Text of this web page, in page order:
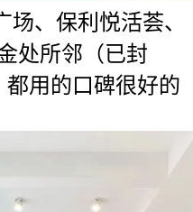
、保利悦活荟、
处所邻（已封
都用的口碑很好的